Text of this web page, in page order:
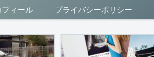
フィール プライバシーポリシー